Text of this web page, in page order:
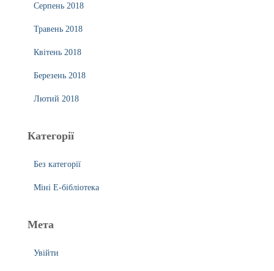
Серпень 2018
Травень 2018
Квітень 2018
Березень 2018
Лютий 2018
Категорії
Без категорії
Міні Е-бібліотека
Мета
Увійти